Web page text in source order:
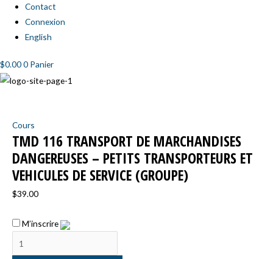
Contact
Connexion
English
$0.000 Panier
Cours
TMD 116 TRANSPORT DE MARCHANDISES
DANGEREUSES – PETITS TRANSPORTEURS ET
VEHICULES DE SERVICE (GROUPE)
$39.00
M’inscrire
TMD
116
Transport
de
dangereuses
–
Petits
transporteurs